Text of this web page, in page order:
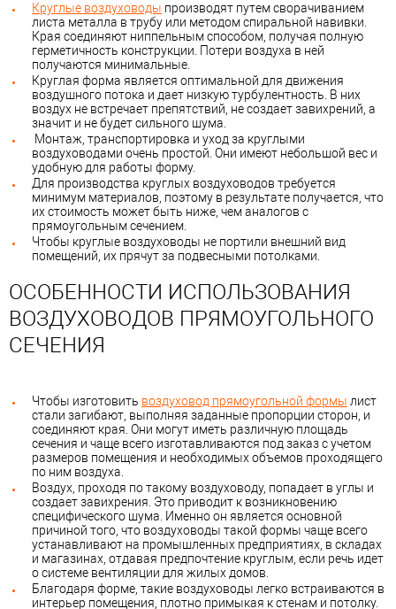
Круглые воздуховоды производят путем сворачиванием
листа металла в трубу или методом спиральной навивки.
Края соединяют ниппельным способом, получая полную
герметичность конструкции. Потери воздуха в ней
получаются минимальные.
Круглая форма является оптимальной для движения
воздушного потока и дает низкую турбулентность. В них
воздух не встречает препятствий, не создает завихрений, а
значит и не будет сильного шума.
Монтаж, транспортировка и уход за круглыми
воздуховодами очень простой. Они имеют небольшой вес и
удобную для работы форму.
Для производства круглых воздуховодов требуется
минимум материалов, поэтому в результате получается, что
их стоимость может быть ниже, чем аналогов с
прямоугольным сечением.
Чтобы круглые воздуховоды не портили внешний вид
помещений, их прячут за подвесными потолками.
ОСОБЕННОСТИ ИСПОЛЬЗОВАНИЯ
ВОЗДУХОВОДОВ ПРЯМОУГОЛЬНОГО
СЕЧЕНИЯ
Чтобы изготовить воздуховод прямоугольной формы лист
стали загибают, выполняя заданные пропорции сторон, и
соединяют края. Они могут иметь различную площадь
сечения и чаще всего изготавливаются под заказ с учетом
размеров помещения и необходимых объемов проходящего
по ним воздуха.
Воздух, проходя по такому воздуховоду, попадает в углы и
создает завихрения. Это приводит к возникновению
специфического шума. Именно он является основной
причиной того, что воздуховоды такой формы чаще всего
устанавливают на промышленных предприятиях, в складах
и магазинах, отдавая предпочтение круглым, если речь идет
о системе вентиляции для жилых домов.
Благодаря форме, такие воздуховоды легко встраиваются в
интерьер помещения, плотно примыкая к стенам и потолку.